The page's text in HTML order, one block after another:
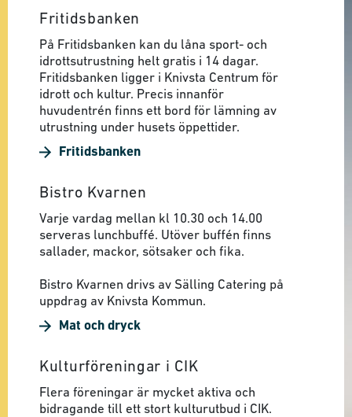
Fritidsbanken
På Fritidsbanken kan du låna sport- och
idrottsutrustning helt gratis i 14 dagar.
Fritidsbanken ligger i Knivsta Centrum för
idrott och kultur. Precis innanför
huvudentrén finns ett bord för lämning av
utrustning under husets öppettider.
Fritidsbanken
Bistro Kvarnen
Varje vardag mellan kl 10.30 och 14.00
serveras lunchbuffé. Utöver buffén finns
sallader, mackor, sötsaker och fika.
Bistro Kvarnen drivs av Sälling Catering på
uppdrag av Knivsta Kommun.
Mat och dryck
Kulturföreningar i CIK
Flera föreningar är mycket aktiva och
bidragande till ett stort kulturutbud i CIK.